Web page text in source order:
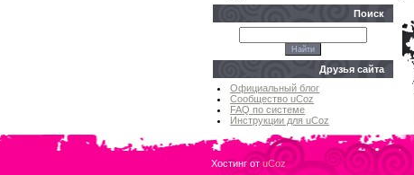
Поиск
Друзья сайта
Официальный блог
Сообщество uCoz
FAQ по системе
Инструкции для uCoz
Хостинг отuCoz